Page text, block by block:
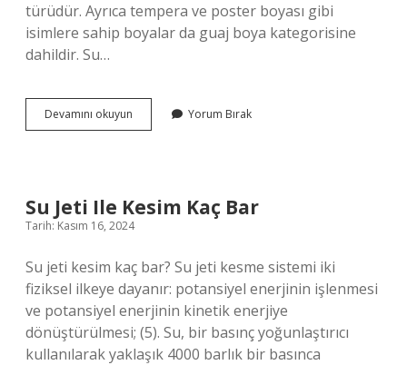
türüdür. Ayrıca tempera ve poster boyası gibi
isimlere sahip boyalar da guaj boya kategorisine
dahildir. Su…
Devamını okuyun
Boya
Fark
Nedir
Yorum Bırak
Su Jeti Ile Kesim Kaç Bar
Tarih: Kasım 16, 2024
Su jeti kesim kaç bar? Su jeti kesme sistemi iki
fiziksel ilkeye dayanır: potansiyel enerjinin işlenmesi
ve potansiyel enerjinin kinetik enerjiye
dönüştürülmesi; (5). Su, bir basınç yoğunlaştırıcı
kullanılarak yaklaşık 4000 barlık bir basınca